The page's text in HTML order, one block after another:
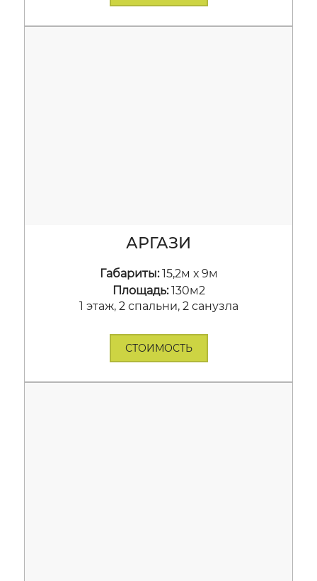
АРГАЗИ
Габариты:15,2м х 9м
Площадь:130м2
1 этаж, 2 спальни, 2 санузла
СТОИМОСТЬ